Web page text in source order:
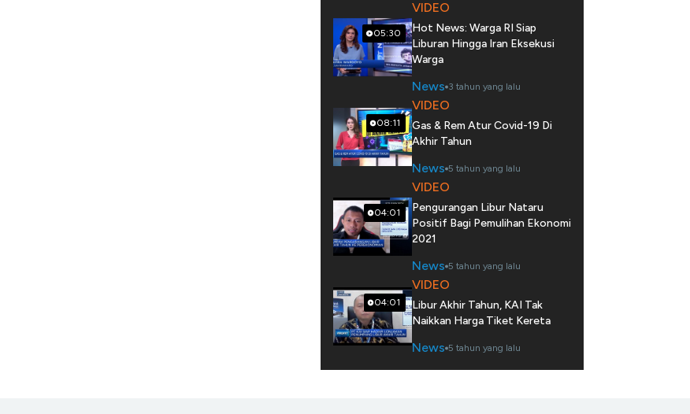
05:30
VIDEO
Hot News: Warga RI Siap
Liburan Hingga Iran Eksekusi
Warga
News 3 tahun yang lalu
08:11
VIDEO
Gas & Rem Atur Covid-19 Di
Akhir Tahun
News 5 tahun yang lalu
04:01
VIDEO
Pengurangan Libur Nataru
Positif Bagi Pemulihan Ekonomi
2021
News 5 tahun yang lalu
04:01
VIDEO
Libur Akhir Tahun, KAI Tak
Naikkan Harga Tiket Kereta
News 5 tahun yang lalu